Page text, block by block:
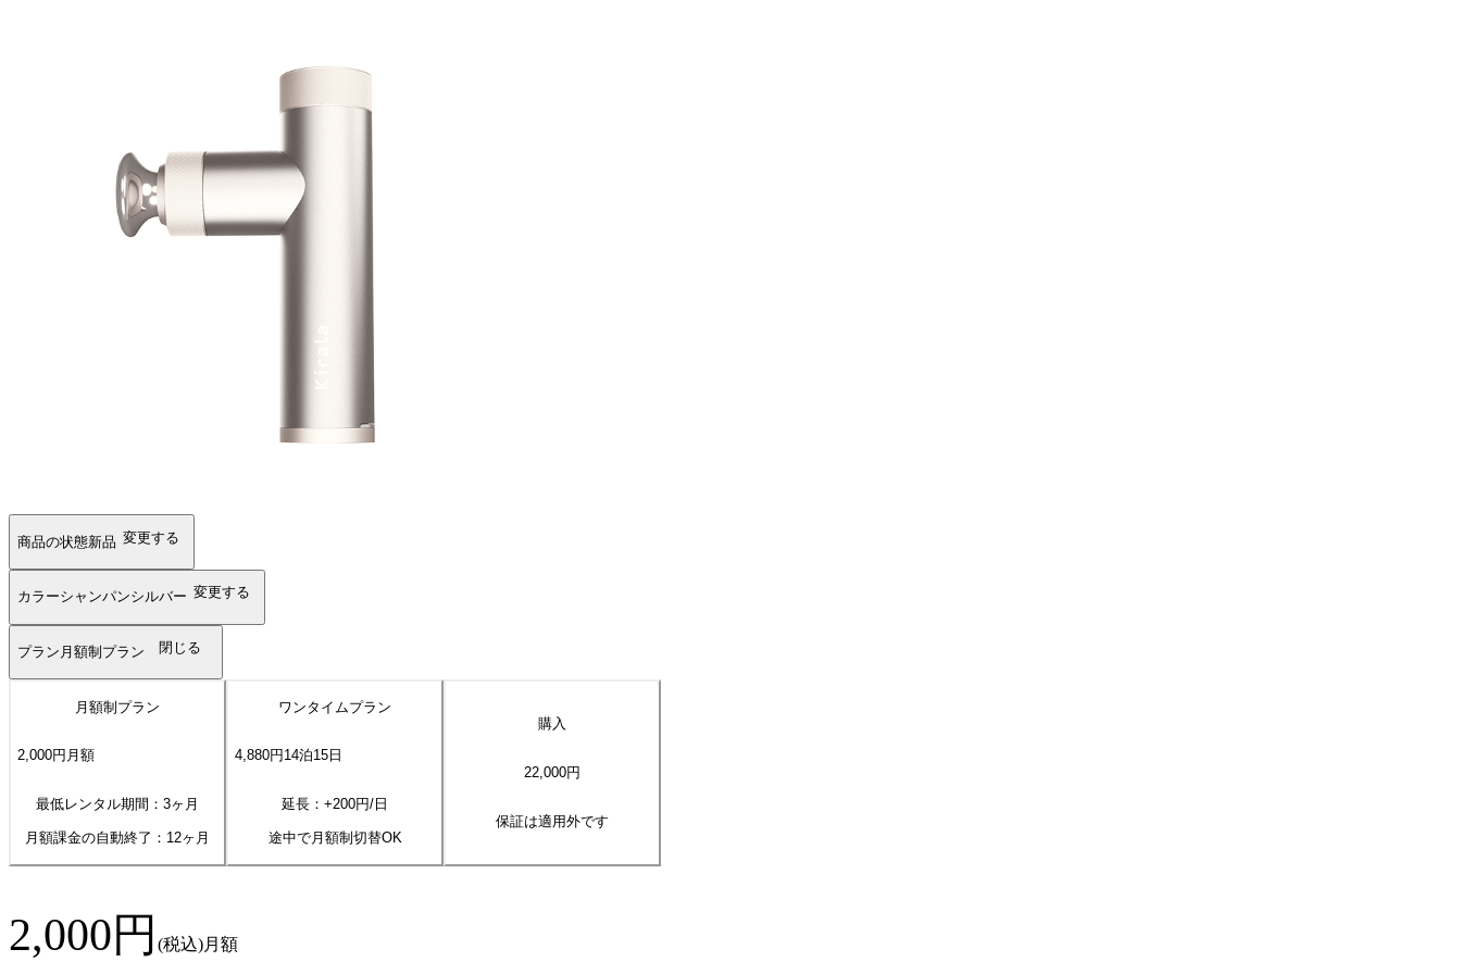
商品の状態新品 変更する
カラーシャンパンシルバー 変更する
プラン 月額制プラン 閉じる
月額制プラン
2,000円 月額
最低レンタル期間：3ヶ月
月額課金の自動終了： 12ヶ月
ワンタイムプラン
4,880円 14泊15 日
延長：+200円/日
途中で月額制切替OK
購入
22,000円
保証は適用外です
2,000円 (税込)月額